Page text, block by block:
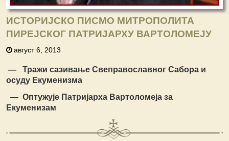
ИСТОРИЈСКО ПИСМО МИТРОПОЛИТА
ПИРЕЈСКОГ ПАТРИЈАРХУ ВАРТОЛОМЕЈУ
август 6, 2013
― Тражи сазивање Свеправославног Сабора и
осуду Екуменизма
―Оптужује Патријарха Вартоломеја за
Екуменизам